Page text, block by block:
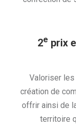
2e prix
Valoriser
création de
offrir ainsi de
territoire